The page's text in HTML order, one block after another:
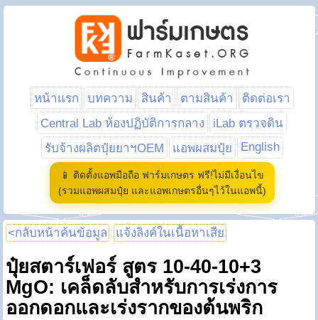
หน้าแรก บทความ สินค้า ตามสินค้า
ติดต่อเรา
Central Lab ห้องปฏิบัติการกลาง
iLab ตรวจดิน
รับจ้างผลิตปุ๋ยยาฯOEM
แอพผสมปุ๋ย English
📱 ติดตั้งแอพมือถือ ฟาร์มเกษตร ฟรี!ไม่มีเงื่อนไข
(รวมแอพผสมปุ๋ย และแอพเกษตรอื่นๆไว้ในแอพนี้)
<กลับหน้าค้นข้อมูล แจ้งลิงค์ในเนื้อหาเสีย
ปุ๋ยสตาร์เฟอร์ สูตร 10-40-10+3
MgO: เคล็ดลับสำหรับการเร่งการ
ออกดอกและเร่งรากของต้นพริก